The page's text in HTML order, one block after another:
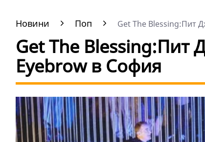
Новини Поп Get The Blessing:Пит
Get The Blessing:Пит
Eyebrow в София